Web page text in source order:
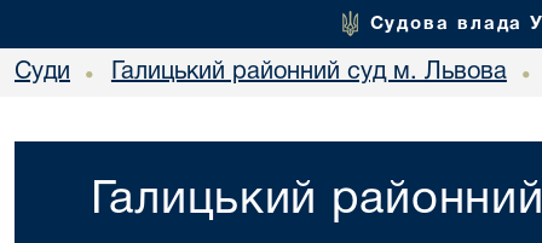
Судова влада
Суди • Галицький районний суд м. Львова •
Галицький